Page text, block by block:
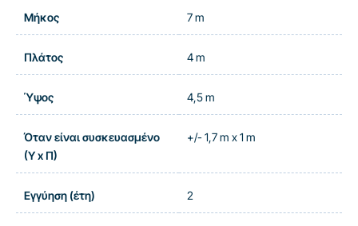
Μήκος 7 m
Πλάτος 4 m
Ύψος 4,5 m
Όταν είναι συσκευασμένο
(Υ x Π)
+/- 1,7 m x 1 m
Εγγύηση (έτη) 2